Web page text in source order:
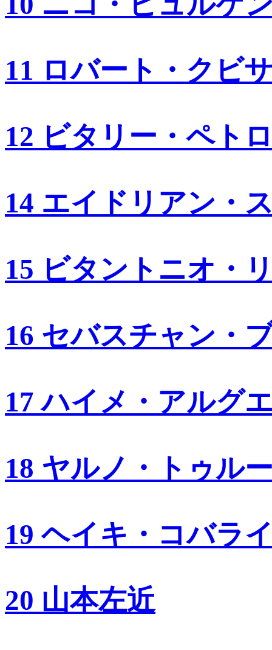
11 ロバート・クビ
12 ビタリー・ペト
14 エイドリアン・
15 ビタントニオ・
16 セバスチャン・
17 ハイメ・アルグ
18 ヤルノ・トゥル
19 ヘイキ・コバラ
20 山本左近